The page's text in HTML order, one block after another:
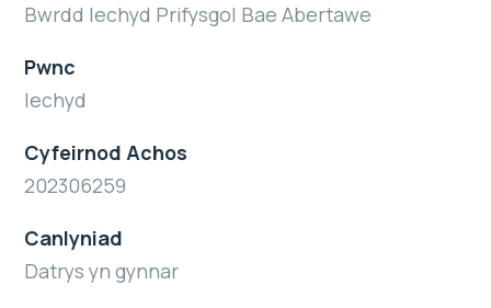
Bwrdd Iechyd Prifysgol Bae Abertawe
Pwnc
Iechyd
Cyfeirnod Achos
202306259
Canlyniad
Datrys yn gynnar